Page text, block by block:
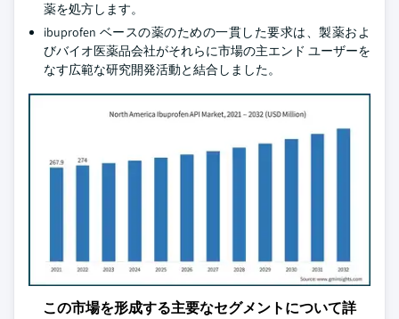
薬を処方します。
ibuprofen ベースの薬のための一貫した要求は、製薬およ
びバイオ医薬品会社がそれらに市場の主エンド ユーザーを
なす広範な研究開発活動と結合しました。
この市場を形成する主要なセグメントについて詳